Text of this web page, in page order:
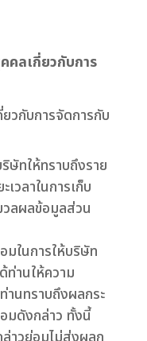
คลเกี่ยวกับการ
วกับการจัดการกับ
ษัทให้ทราบถึงราย
เวลาในการเก็บ
วลผลข้อมูลส่วน
มในการให้บริษัท
ท่านให้ความ
านทราบถึงผลกระ
มดังกล่าว ทั้งนี้